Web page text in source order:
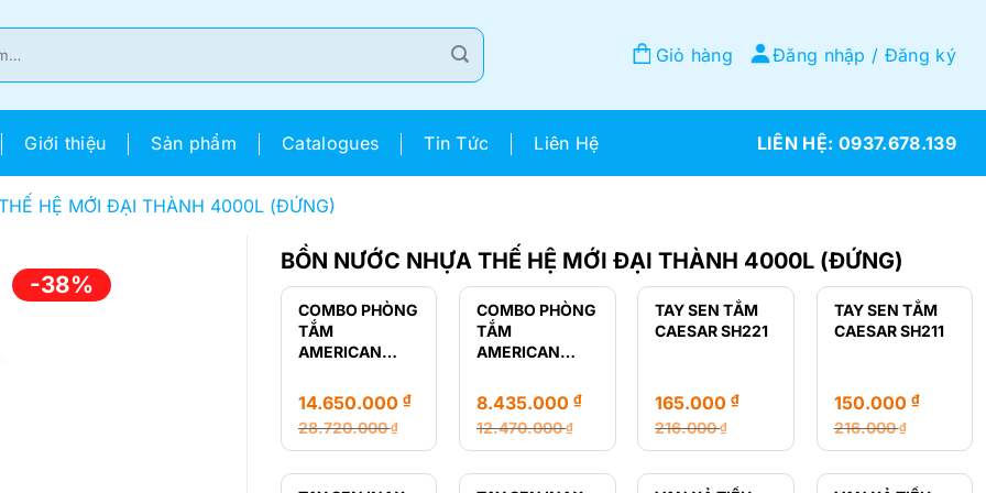
Giỏ hàng Đăng nhập / Đăng ký
Giới thiệu Sản phẩm Catalogues Tin Tức Liên Hệ 0937.678.139
HỆ MỚI ĐẠI THÀNH 4000L (ĐỨNG)
-38%
BỒN NƯỚC NHỰA THẾ HỆ MỚI ĐẠI THÀNH 4000L (ĐỨNG)
COMBO PHÒNG
TẮM
AMERICAN
LOVEN
28.720.000₫
Giá
gốc
14.650.000 ₫
Giá
hiện
COMBO PHÒNG
TẮM
AMERICAN
RẺ
12.470.000₫
Giá
gốc
8.435.000₫
Giá
hiện
TAY SEN TẮM
CAESAR SH221
216.000₫
Giá
gốc
165.000₫
Giá
hiện
TAY SEN TẮM
CAESAR SH211
216.000₫
Giá
gốc
150.000 ₫
Giá
hiện